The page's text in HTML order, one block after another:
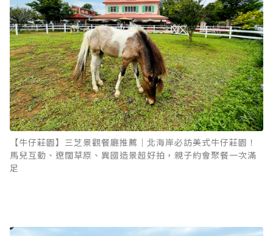
【牛仔莊園】三芝景觀餐廳推薦｜北海岸必訪美式牛仔莊園！
馬兒互動、遼闊草原、異國造景超好拍，親子約會聚餐一次滿
足